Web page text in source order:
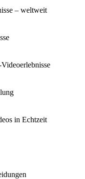
– weltweit
in Echtzeit